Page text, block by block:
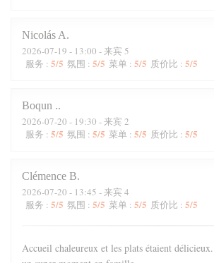
Nicolás A
2026-07-19 - 13:00 - 来宾 5
服务 : 5/5 氛围 : 5/5 菜单 : 5/5 质价比 : 5/5
Boqun .
2026-07-20 - 19:30 - 来宾 2
服务 : 5/5 氛围 : 5/5 菜单 : 5/5 质价比 : 5/5
Clémence B
2026-07-20 - 13:45 - 来宾 4
服务 : 5/5 氛围 : 5/5 菜单 : 5/5 质价比 : 5/5
Accueil chaleureux et les plats étaient délicieux.